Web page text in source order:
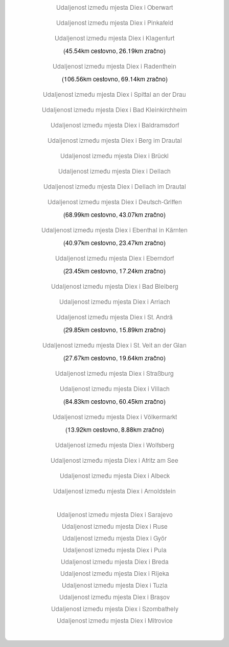
Udaljenost između mjesta Diex i Oberwart
Udaljenost između mjesta Diex i Pinkafeld
Udaljenost između mjesta Diex i Klagenfurt
(45.54km cestovno, 26.19km zračno)
Udaljenost između mjesta Diex i Radenthein
(106.56km cestovno, 69.14km zračno)
Udaljenost između mjesta Diex i Spittal an der Drau
Udaljenost između mjesta Diex i Bad Kleinkirchheim
Udaljenost između mjesta Diex i Baldramsdorf
Udaljenost između mjesta Diex i Berg im Drautal
Udaljenost između mjesta Diex i Brückl
Udaljenost između mjesta Diex i Dellach
Udaljenost između mjesta Diex i Dellach im Drautal
Udaljenost između mjesta Diex i Deutsch-Griffen
(68.99km cestovno, 43.07km zračno)
Udaljenost između mjesta Diex i Ebenthal in Kärnten
(40.97km cestovno, 23.47km zračno)
Udaljenost između mjesta Diex i Eberndorf
(23.45km cestovno, 17.24km zračno)
Udaljenost između mjesta Diex i Bad Bleiberg
Udaljenost između mjesta Diex i Arriach
Udaljenost između mjesta Diex i St. Andrä
(29.85km cestovno, 15.89km zračno)
Udaljenost između mjesta Diex i St. Veit an der Glan
(27.67km cestovno, 19.64km zračno)
Udaljenost između mjesta Diex i Straßburg
Udaljenost između mjesta Diex i Villach
(84.83km cestovno, 60.45km zračno)
Udaljenost između mjesta Diex i Völkermarkt
(13.92km cestovno, 8.88km zračno)
Udaljenost između mjesta Diex i Wolfsberg
Udaljenost između mjesta Diex i Afritz am See
Udaljenost između mjesta Diex i Albeck
Udaljenost između mjesta Diex i Arnoldstein
Udaljenost između mjesta Diex i Sarajevo
Udaljenost između mjesta Diex i Ruse
Udaljenost između mjesta Diex i Györ
Udaljenost između mjesta Diex i Pula
Udaljenost između mjesta Diex i Breda
Udaljenost između mjesta Diex i Rijeka
Udaljenost između mjesta Diex i Tuzla
Udaljenost između mjesta Diex i Brașov
Udaljenost između mjesta Diex i Szombathely
Udaljenost između mjesta Diex i Mitrovice